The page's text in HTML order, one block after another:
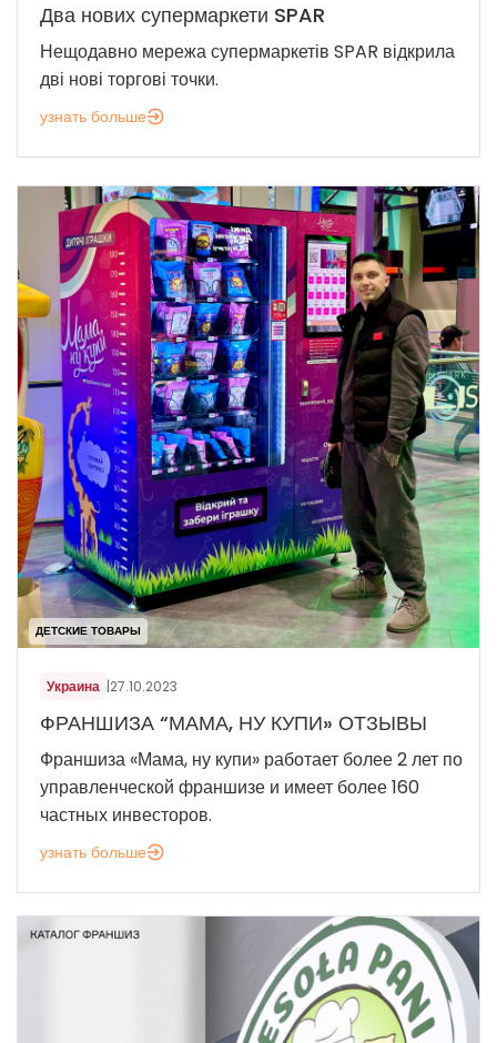
Два нових супермаркети SPAR
Нещодавно мережа супермаркетів SPAR відкрила
дві нові торгові точки.
узнать больше
ДЕТСКИЕ ТОВАРЫ
Украина |27.10.2023
ФРАНШИЗА “МАМА, НУ КУПИ» ОТЗЫВЫ
Франшиза «Мама, ну купи» работает более 2 лет по
управленческой франшизе и имеет более 160
частных инвесторов.
узнать больше